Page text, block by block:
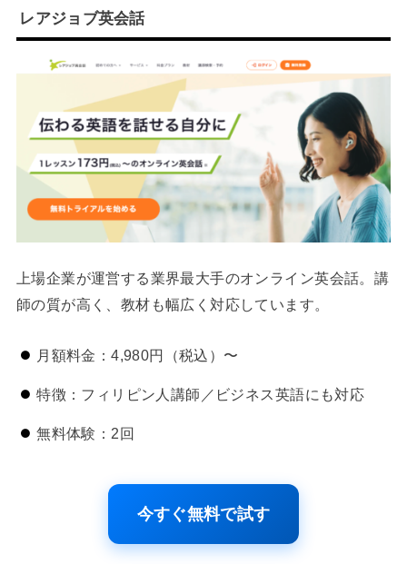
レアジョブ英会話
上場企業が運営する業界最大手のオンライン英会話。講
師の質が高く、教材も幅広く対応しています。
月額料金：4,980円（税込）〜
特徴：フィリピン人講師／ビジネス英語にも対応
無料体験：2回
今すぐ無料で試す